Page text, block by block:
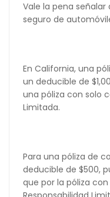
Vale la pena
seguro de
En California, una
un deducible de
una póliza con solo
Limitada.
Para una póliza de
deducible de $500,
que por la póliza